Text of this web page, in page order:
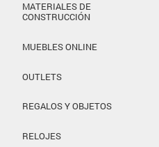
MATERIALES DE
CONSTRUCCIÓN
MUEBLES ONLINE
OUTLETS
REGALOS Y OBJETOS
RELOJES